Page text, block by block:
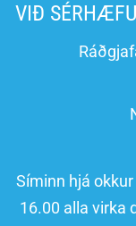
VIÐ
Síminn hjá
16.00 alla virka